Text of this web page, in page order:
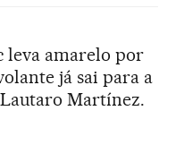
leva amarelo por
já sai para a
Martínez.